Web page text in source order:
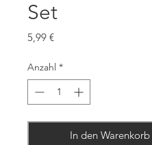
Set
5,99 €Preis
Anzahl *
In den Warenkorb